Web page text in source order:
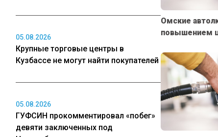
05.08.2026
Крупные торговые центры в
Кузбассе не могут найти покупателей
05.08.2026
ГУФСИН прокомментировал «побег»
девяти заключенных под
Омские
повышением